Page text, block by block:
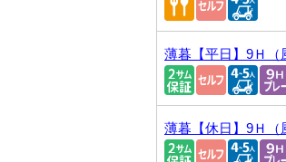
薄暮【平日】9Ｈ（
薄暮【休日】9Ｈ（